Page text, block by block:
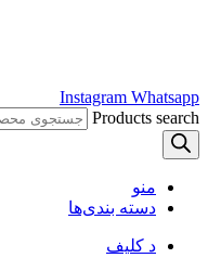
Instagram Whatsapp
Products search
منو
دسته بندی‌ها
د کلیف